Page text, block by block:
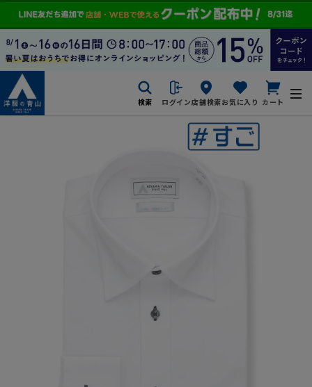
検索 ログイン店舗検索お気に入り カート